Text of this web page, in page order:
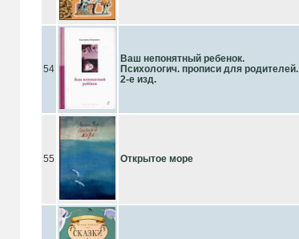
54
Ваш непонятный ребенок.
Психологич. прописи для родителей.
2-е изд.
55 Открытое море